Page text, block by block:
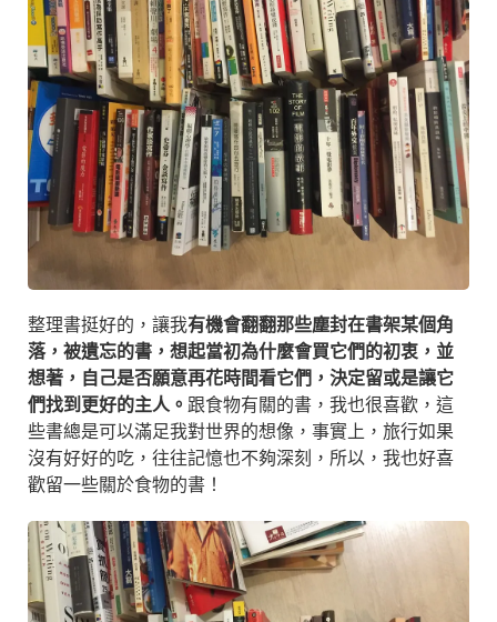
整理書挺好的，讓我有機會翻翻那些塵封在書架某個角
落，被遺忘的書，想起當初為什麼會買它們的初衷，並
想著，自己是否願意再花時間看它們，決定留或是讓它
們找到更好的主人。 跟食物有關的書，我也很喜歡，這
些書總是可以滿足我對世界的想像，事實上，旅行如果
沒有好好的吃，往往記憶也不夠深刻，所以，我也好喜
歡留一些關於食物的書！